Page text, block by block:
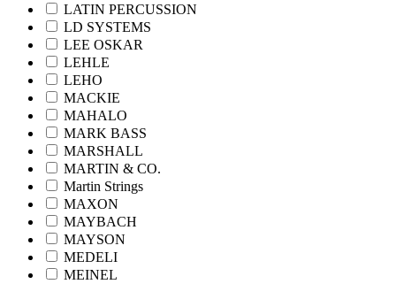
LATIN PERCUSSION
LD SYSTEMS
LEE OSKAR
LEHLE
LEHO
MACKIE
MAHALO
MARK BASS
MARSHALL
MARTIN & CO.
Martin Strings
MAXON
MAYBACH
MAYSON
MEDELI
MEINEL